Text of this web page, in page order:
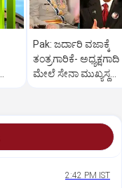
Pak: ಜರ್ದಾರಿ ವಜಾಕ್ಕೆ
ತಂತ್ರಗಾರಿಕೆ- ಅಧ್ಯಕ್ಷಗಾದಿ
ಮೇಲೆ ಸೇನಾ ಮುಖ್ಯಸ್ಥ
2:42 PM IST